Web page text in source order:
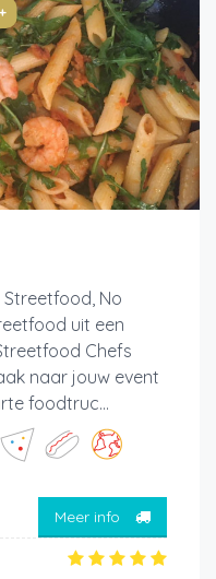
No
uit een
Chefs
naar jouw event
foodtruc...
Meer info